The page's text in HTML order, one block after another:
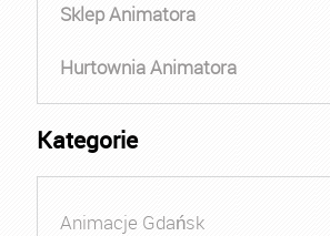
Sklep Animatora
Hurtownia Animatora
Kategorie
Animacje Gdańsk